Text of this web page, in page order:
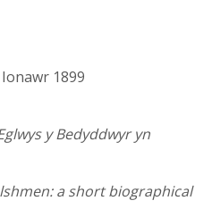
1899
y Bedyddwyr yn
a short biographical